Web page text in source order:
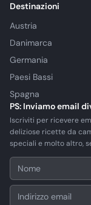
Destinazioni
Austria
Danimarca
Germania
Paesi Bassi
Spagna
PS: Inviamo email
Iscriviti per ricevere
deliziose ricette da
speciali e molto altro,